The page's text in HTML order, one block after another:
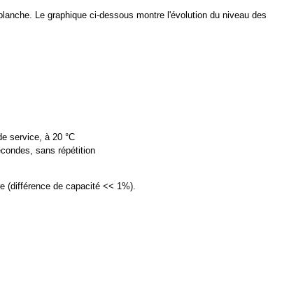
Le graphique ci-dessous montre l'évolution du niveau des
service, à 20 °C
sans répétition
(différence de capacité << 1%).